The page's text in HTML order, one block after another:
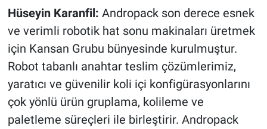
Hüseyin Karanfil: Andropack son derece esnek
ve verimli robotik hat sonu makinaları üretmek
için Kansan Grubu bünyesinde kurulmuştur.
Robot tabanlı anahtar teslim çözümlerimiz,
yaratıcı ve güvenilir koli içi konfigürasyonlarını
çok yönlü ürün gruplama, kolileme ve
paletleme süreçleri ile birleştirir. Andropack